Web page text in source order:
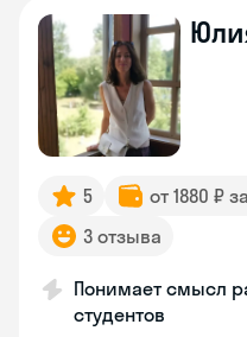
5 от 1880 ₽
3 отзыва
Понимает смысл
студентов